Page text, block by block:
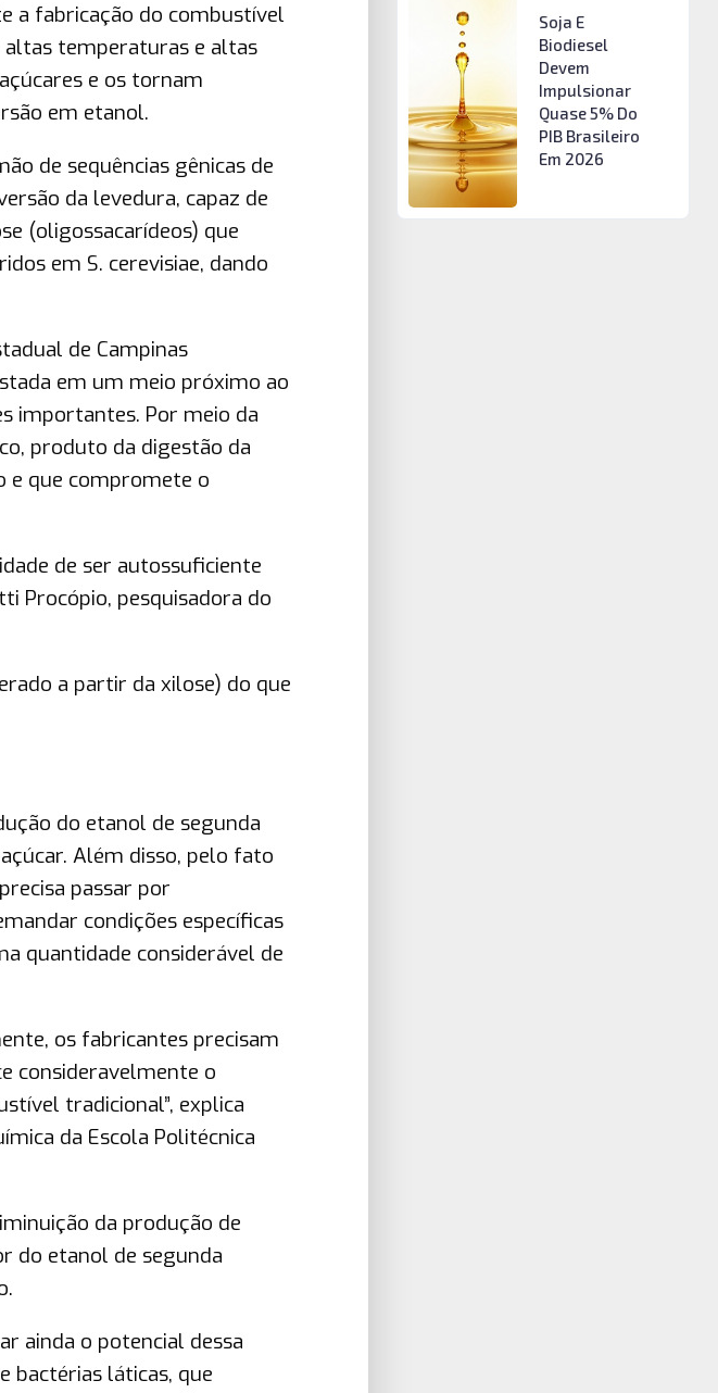
a fabricação do combustível
altas temperaturas e altas
e os tornam
em etanol.
de sequências gênicas de
da levedura, capaz de
(oligossacarídeos) que
em S. cerevisiae, dando
de Campinas
em um meio próximo ao
importantes. Por meio da
produto da digestão da
e que compromete o
de ser autossuficiente
Procópio, pesquisadora do
a partir da xilose) do que
do etanol de segunda
Além disso, pelo fato
passar por
condições específicas
quantidade considerável de
os fabricantes precisam
consideravelmente o
tradicional”, explica
da Escola Politécnica
da produção de
do etanol de segunda
ainda o potencial dessa
bactérias láticas, que
Soja E
Biodiesel
Devem
Impulsionar
Quase 5% Do
PIB Brasileiro
Em 2026